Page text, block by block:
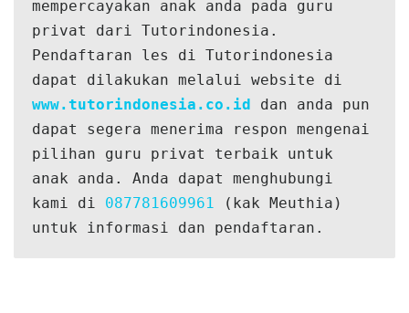
mempercayakan anak anda pada guru
privat dari Tutorindonesia.
Pendaftaran les di Tutorindonesia
www.tutorindonesia.co.id dan anda pun
dapat segera menerima respon mengenai
pilihan guru privat terbaik untuk
anak anda. Anda dapat menghubungi
kami di 087781609961 (kak Meuthia)
untuk informasi dan pendaftaran.